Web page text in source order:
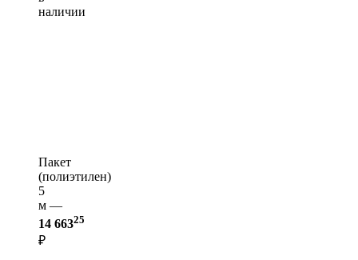
наличии
Пакет
(полиэтилен)
5
м —
14 66325
₽